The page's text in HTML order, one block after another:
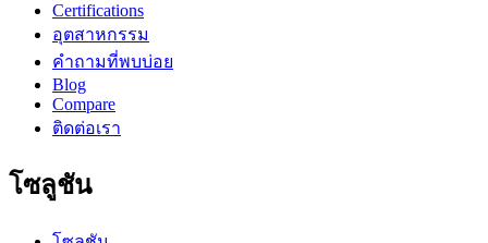
Certifications
อุตสาหกรรม
คำถามที่พบบ่อย
Blog
Compare
ติดต่อเรา
โซลูชัน